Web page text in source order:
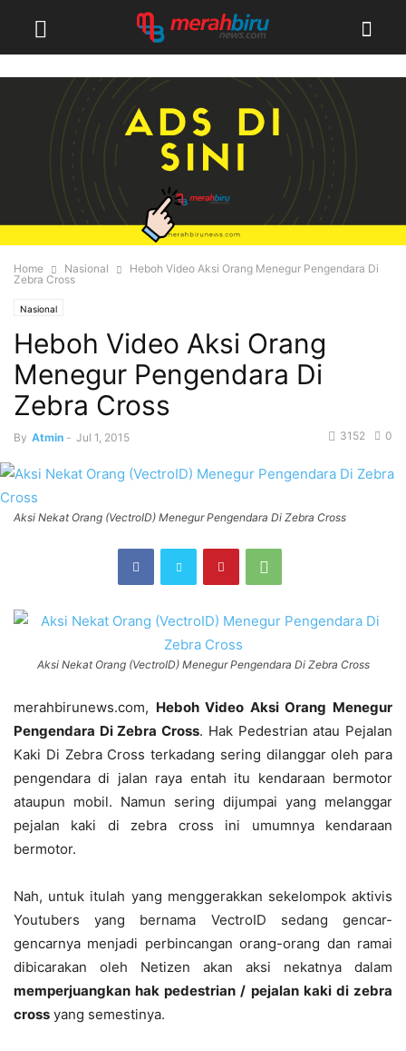
Home Nasional
Heboh Video Aksi Orang Menegur Pengendara Di
Zebra Cross
Nasional
Heboh Video Aksi Orang
Menegur Pengendara Di
Zebra Cross
By Atmin - Jul 1, 2015 0
3152
Aksi Nekat Orang (VectroID) Menegur Pengendara Di Zebra Cross
Aksi Nekat Orang (VectroID) Menegur Pengendara Di Zebra Cross
merahbirunews.com, Heboh Video Aksi Orang Menegur
Pengendara Di Zebra Cross. Hak Pedestrian atau Pejalan
Kaki Di Zebra Cross terkadang sering dilanggar oleh para
pengendara di jalan raya entah itu kendaraan bermotor
ataupun mobil. Namun sering dijumpai yang melanggar
pejalan kaki di zebra cross ini umumnya kendaraan
bermotor.
Nah, untuk itulah yang menggerakkan sekelompok aktivis
Youtubers yang bernama VectroID sedang gencar-
gencarnya menjadi perbincangan orang-orang dan ramai
dibicarakan oleh Netizen akan aksi nekatnya dalam
memperjuangkan hak pedestrian / pejalan kaki di zebra
cross yang semestinya.